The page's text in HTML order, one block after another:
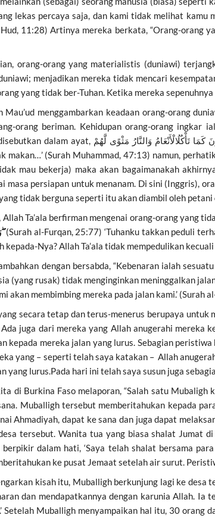
lekas percaya saja, dan kami tidak melihat kamu
Hud, 11:28) Artinya mereka berkata, “Orang-orang
orang-orang yang materialistis (duniawi)
menjadikan mereka tidak mencari
yang tidak ber-Tuhan. Ketika mereka
menggambarkan keadaan orang-orang
orang beriman. Kehidupan orang-orang ingkar
dalam ayat,
makan…’ (Surah Muhammad, 47:13) namun,
mau bekerja) maka akan bagaimanakah
masa persiapan untuk menanam. Di sini (Inggris),
tidak berguna seperti itu akan diambil oleh
Allah Ta’ala berfirman mengenai orang-orang yang
رَبِّي لَوْلَا دُعَاؤُكُمْ ۖ (Surah al-Furqan, 25:77) ‘Tuhanku takkan peduli
kepada-Nya? Allah Ta’ala tidak mempedulikan
dengan bersabda, “Kebenaran ialah
(yang rusak) tidak menginginkan meninggalkan
akan membimbing mereka pada jalan kami.’ (Surah
secara tetap dan terus-menerus berupaya untuk
juga dari mereka yang Allah anugerahi mereka
kepada mereka jalan yang lurus. Sebagian
yang – seperti telah saya katakan – Allah
yang lurus.Pada hari ini telah saya susun juga
di Burkina Faso melaporan, “Salah satu
Muballigh tersebut memberitahukan kepada
Ahmadiyah, dapat ke sana dan juga dapat
tersebut. Wanita tua yang biasa shalat Jumat
berpikir dalam hati, ‘Saya telah shalat bersama
ke pusat Jemaat setelah air surut.
kisah itu, Muballigh berkunjung lagi ke desa
dan mendapatkannya dengan karunia Allah.
Setelah Muballigh menyampaikan hal itu, 30 orang